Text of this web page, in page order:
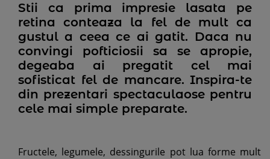
Stii ca prima impresie lasata pe
retina conteaza la fel de mult ca
gustul a ceea ce ai gatit. Daca nu
convingi pofticiosii sa se apropie,
degeaba ai pregatit cel mai
sofisticat fel de mancare. Inspira-te
din prezentari spectaculaose pentru
cele mai simple preparate.
Fructele, legumele, dessingurile pot lua forme mult